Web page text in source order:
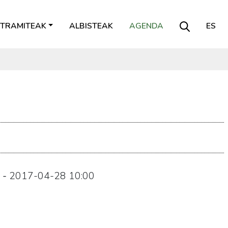
TRAMITEAK ALBISTEAK AGENDA ES
- 2017-04-28 10:00